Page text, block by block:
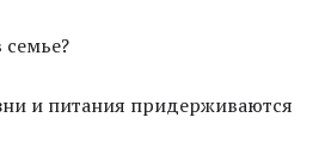
семье?
и питания придерживаются